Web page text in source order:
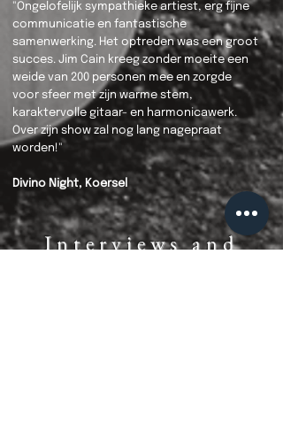
"Ongelofelijk sympathieke artiest, erg fijne
communicatie en fantastische
samenwerking. Het optreden was een groot
succes. Jim Cain kreeg zonder moeite een
weide van 200 personen mee en zorgde
voor sfeer met zijn warme stem,
karaktervolle gitaar- en harmonicawerk.
Over zijn show zal nog lang nagepraat
worden!"
Divino Night, Koersel
Interviews and